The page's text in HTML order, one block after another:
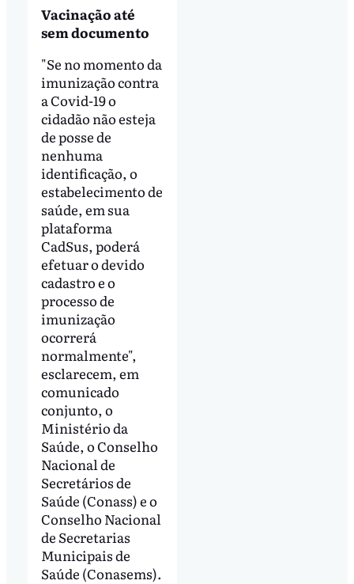
Vacinação até
sem documento
"Se no momento da
imunização contra
a Covid-19 o
cidadão não esteja
de posse de
nenhuma
identificação, o
estabelecimento de
saúde, em sua
plataforma
CadSus, poderá
efetuar o devido
cadastro e o
processo de
imunização
ocorrerá
normalmente",
esclarecem, em
comunicado
conjunto, o
Ministério da
Saúde, o Conselho
Nacional de
Secretários de
Saúde (Conass) e o
Conselho Nacional
de Secretarias
Municipais de
Saúde (Conasems).